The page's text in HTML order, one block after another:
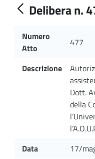
Delibera n.
Numero
Atto
477
Descrizione
Dott.
della
Data
17/